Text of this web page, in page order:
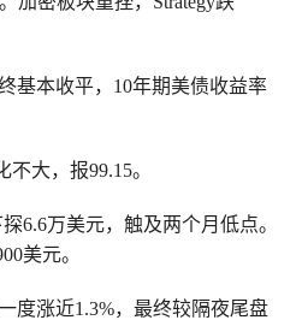
基本收平，10年期美债收益率
大，报99.15。
6.6万美元，触及两个月低点。
美元。
度涨近1.3%，最终较隔夜尾盘